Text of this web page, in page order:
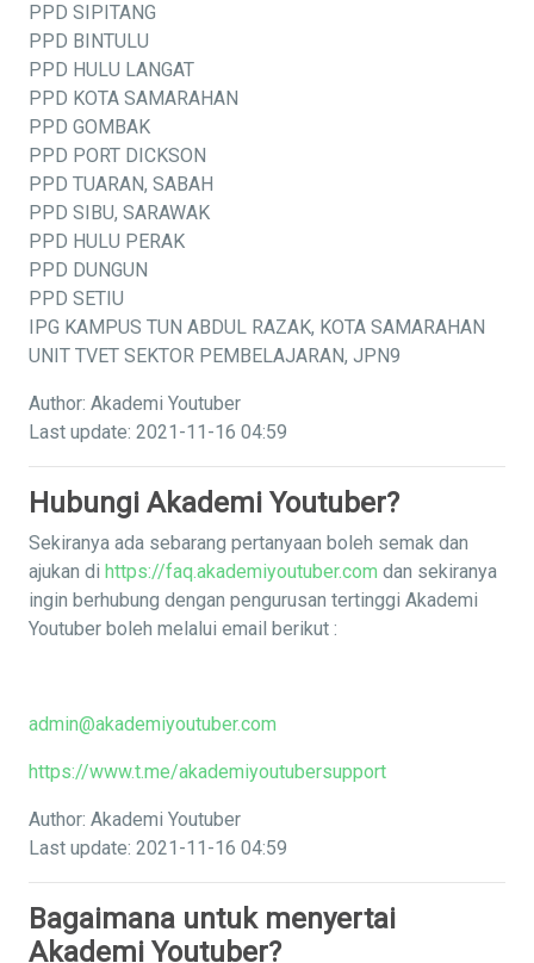
PPD SIPITANG
PPD BINTULU
PPD HULU LANGAT
PPD KOTA SAMARAHAN
PPD GOMBAK
PPD PORT DICKSON
PPD TUARAN, SABAH
PPD SIBU, SARAWAK
PPD HULU PERAK
PPD DUNGUN
PPD SETIU
IPG KAMPUS TUN ABDUL RAZAK, KOTA SAMARAHAN
UNIT TVET SEKTOR PEMBELAJARAN, JPN9
Author: Akademi Youtuber
Last update: 2021-11-16 04:59
Hubungi Akademi Youtuber?
Sekiranya ada sebarang pertanyaan boleh semak dan
ajukan di https://faq.akademiyoutuber.com dan sekiranya
ingin berhubung dengan pengurusan tertinggi Akademi
Youtuber boleh melalui email berikut :
admin@akademiyoutuber.com
https://www.t.me/akademiyoutubersupport
Author: Akademi Youtuber
Last update: 2021-11-16 04:59
Bagaimana untuk menyertai
Akademi Youtuber?